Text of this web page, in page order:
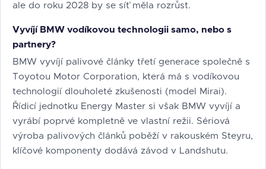
ale do roku 2028 by se síť měla rozrůst.
Vyvíjí BMW vodíkovou technologii samo, nebo s
partnery?
BMW vyvíjí palivové články třetí generace společně s
Toyotou Motor Corporation, která má s vodíkovou
technologií dlouholeté zkušenosti (model Mirai).
Řídicí jednotku Energy Master si však BMW vyvíjí a
vyrábí poprvé kompletně ve vlastní režii. Sériová
výroba palivových článků poběží v rakouském Steyru,
klíčové komponenty dodává závod v Landshutu.